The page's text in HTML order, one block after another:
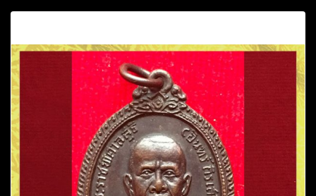
เสวี)
ศรีจันทร์
จ.ขอนแก่น
ปี
2518
ฉลอง
อายุ
ครบ
6
รอบ